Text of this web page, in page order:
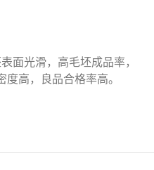
面光滑，高毛坯成品率，
高，良品合格率高。